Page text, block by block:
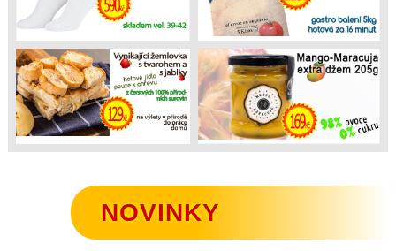
NOVINKY